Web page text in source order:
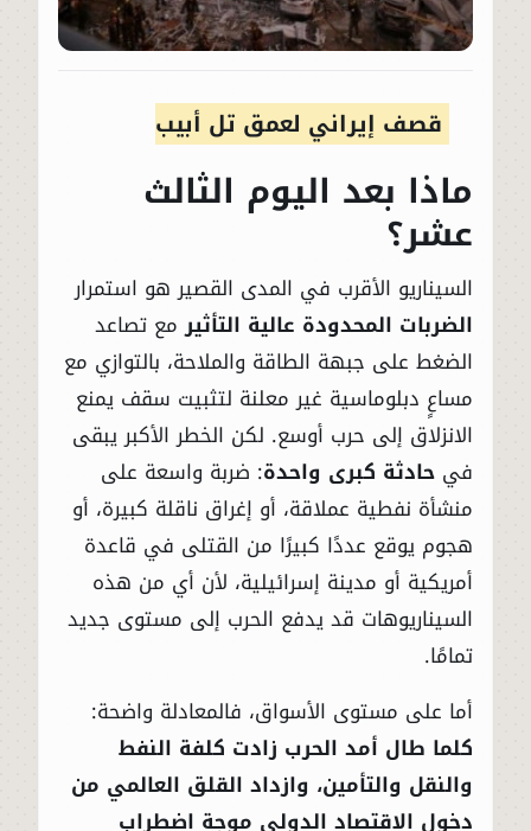
قصف إيراني لعمق تل أبيب
ماذا بعد اليوم الثالث
عشر؟
السيناريو الأقرب في المدى القصير هو استمرار
الضربات المحدودة عالية التأثيرمع تصاعد
الضغط على جبهة الطاقة والملاحة، بالتوازي مع
مساعٍ دبلوماسية غير معلنة لتثبيت سقف يمنع
الانزلاق إلى حرب أوسع. لكن الخطر الأكبر يبقى
في حادثة كبرى واحدة: ضربة واسعة على
منشأة نفطية عملاقة، أو إغراق ناقلة كبيرة، أو
هجوم يوقع عددًا كبيرًا من القتلى في قاعدة
أمريكية أو مدينة إسرائيلية، لأن أي من هذه
السيناريوهات قد يدفع الحرب إلى مستوى جديد
تمامًا.
أما على مستوى الأسواق، فالمعادلة واضحة:
كلما طال أمد الحرب زادت كلفة النفط
والنقل والتأمين، وازداد القلق العالمي من
دخول الاقتصاد الدولي موجة اضطراب